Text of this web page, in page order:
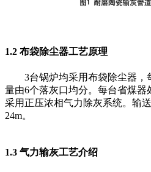
1.2 布袋除尘器工艺原理
3台锅炉均采用布袋除尘器，
量由6个落灰口均分。每台省煤
采用正压浓相气力除灰系统。输
24m。
1.3 气力输灰工艺介绍